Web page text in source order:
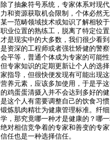
除了抽象符号系统，专家体系对现
力和资源获取机会限制，个体必然
某一范畴领域技术或知识了解相较
职业位置的熟练工，脱离了特定位
才是现实中的大多数，我们很少看
是资深的工程师或者强壮矫健的警
会平等，普通个体成为专家的可能
但专家知识的定期更新让个人的选
家指导，但很快便发现有可能出现
营养元素，应该多加使用，于是乎
的鸡蛋蛋清摄入并不会达到多好的
是这个人有需要调整自己的饮食习
锻炼肌肉精壮为健康管理标准。纤
学，那究竟哪一种才是健康的？哪
绝对相信竞争着的专家和善变的专
信任也是一种选择信任。